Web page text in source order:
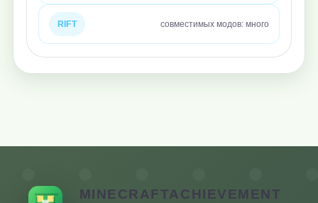
RIFT совместимых модов: много
MINECRAFTACHIEVEMENT